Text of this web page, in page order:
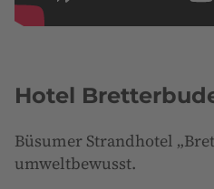
Hotel
Büsumer Strandhotel
umweltbewusst.